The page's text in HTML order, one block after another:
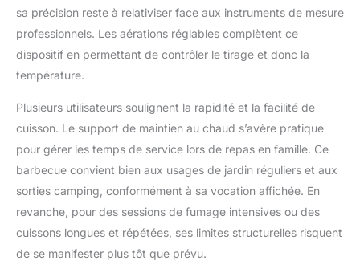
Le barbecue charbon
de bois peut également
être utilisé pour fumer
42 cm et la grille
supérieure mesure 54
x 22 cm, parfait pour
griller et fumer des
aliments.
Accessoires complets :
Le gril à charbon a 4
évents réglables. Vous
pouvez parfaitement
contrôler la
sa précision reste à relativiser face aux instruments de mesure
professionnels. Les aérations réglables complètent ce
dispositif en permettant de contrôler le tirage et donc la
température.
Plusieurs utilisateurs soulignent la rapidité et la facilité de
cuisson. Le support de maintien au chaud s’avère pratique
pour gérer les temps de service lors de repas en famille. Ce
barbecue convient bien aux usages de jardin réguliers et aux
sorties camping, conformément à sa vocation affichée. En
revanche, pour des sessions de fumage intensives ou des
cuissons longues et répétées, ses limites structurelles risquent
de se manifester plus tôt que prévu.